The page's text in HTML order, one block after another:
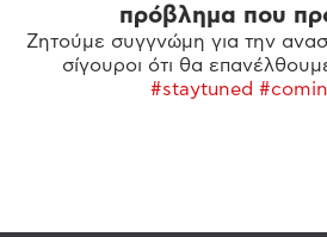
πρόβλημα που
Ζητούμε συγγνώμη για την
σίγουροι ότι θα
#staytuned